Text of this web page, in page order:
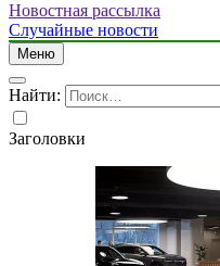
Новостная рассылка
Случайные новости
Меню
Найти:
Заголовки